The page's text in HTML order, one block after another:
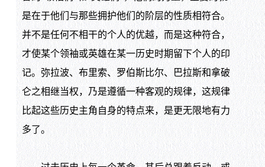
是在于他们与那些拥护他们的阶层的性质相符合。
并不是任何不相干的个人的优越，而是这种符合，
才使某个领袖或英雄在某一历史时期留下个人的印
记。弥拉波、布里索、罗伯斯比尔、巴拉斯和拿破
仑之相继当权，乃是遵循一种客观的规律，这规律
比起这些历史主角自身的特点来，是更无限地有力
多了。